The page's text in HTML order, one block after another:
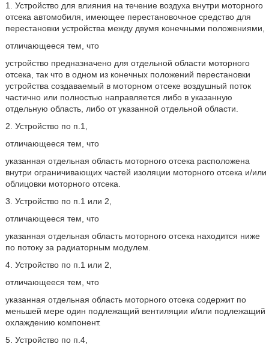
1. Устройство для влияния на течение воздуха внутри моторного
отсека автомобиля, имеющее перестановочное средство для
перестановки устройства между двумя конечными положениями,
отличающееся тем, что
устройство предназначено для отдельной области моторного
отсека, так что в одном из конечных положений перестановки
устройства создаваемый в моторном отсеке воздушный поток
частично или полностью направляется либо в указанную
отдельную область, либо от указанной отдельной области.
2. Устройство по п.1,
отличающееся тем, что
указанная отдельная область моторного отсека расположена
внутри ограничивающих частей изоляции моторного отсека и/или
облицовки моторного отсека.
3. Устройство по п.1 или 2,
отличающееся тем, что
указанная отдельная область моторного отсека находится ниже
по потоку за радиаторным модулем.
4. Устройство по п.1 или 2,
отличающееся тем, что
указанная отдельная область моторного отсека содержит по
меньшей мере один подлежащий вентиляции и/или подлежащий
охлаждению компонент.
5. Устройство по п.4,